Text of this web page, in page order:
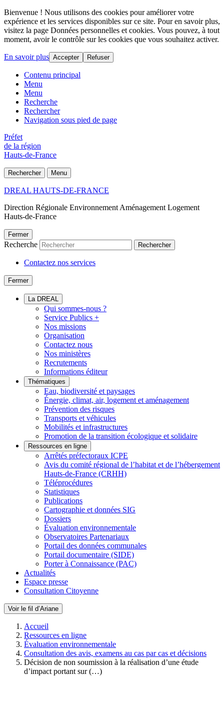
Bienvenue ! Nous utilisons des cookies pour améliorer votre
expérience et les services disponibles sur ce site. Pour en savoir plus,
visitez la page Données personnelles et cookies. Vous pouvez, à tout
moment, avoir le contrôle sur les cookies que vous souhaitez activer.
En savoir plus Accepter Refuser
Contenu principal
Menu
Menu
Recherche
Rechercher
Navigation sous pied de page
Préfet
de la région
Hauts-de-France
Rechercher Menu
DREAL HAUTS-DE-FRANCE
Direction Régionale Environnement Aménagement Logement
Hauts-de-France
Fermer
Recherche Rechercher
Contactez nos services
Fermer
La DREAL
Qui sommes-nous ?
Service Publics +
Nos missions
Organisation
Contactez nous
Nos ministères
Recrutements
Informations éditeur
Thématiques
Eau, biodiversité et paysages
Énergie, climat, air, logement et aménagement
Prévention des risques
Transports et véhicules
Mobilités et infrastructures
Promotion de la transition écologique et solidaire
Ressources en ligne
Arrêtés préfectoraux ICPE
Avis du comité régional de l’habitat et de l’hébergement
Hauts-de-France (CRHH)
Téléprocédures
Statistiques
Publications
Cartographie et données SIG
Dossiers
Évaluation environnementale
Observatoires Partenariaux
Portail des données communales
Portail documentaire (SIDE)
Porter à Connaissance (PAC)
Actualités
Espace presse
Consultation Citoyenne
Voir le fil d’Ariane
Accueil
Ressources en ligne
Évaluation environnementale
Consultation des avis, examens au cas par cas et décisions
Décision de non soumission à la réalisation d’une étude
d’impact portant sur (…)